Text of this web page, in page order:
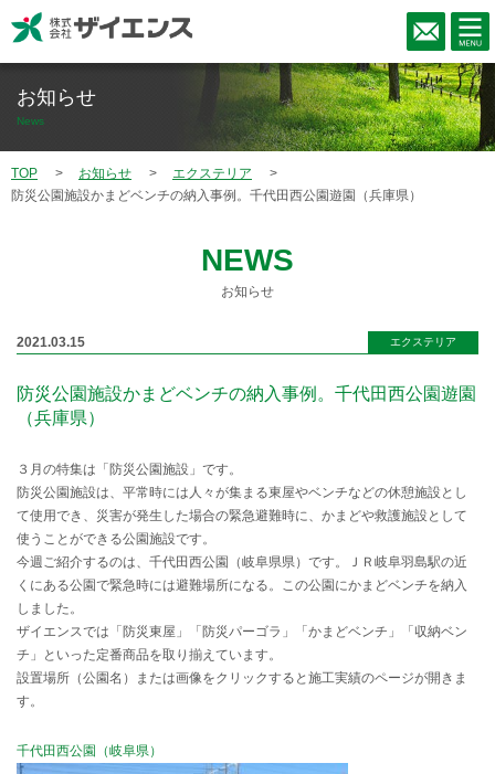
お知らせ
News
TOP お知らせ
エクステリア
防災公園施設かまどベンチの納入事例。千代田西公園遊園（兵庫県）
NEWS
お知らせ
2021.03.15 エクステリア
防災公園施設かまどベンチの納入事例。千代田西公園遊園
（兵庫県）
３月の特集は「防災公園施設」です。
防災公園施設は、平常時には人々が集まる東屋やベンチなどの休憩施設とし
て使用でき、災害が発生した場合の緊急避難時に、かまどや救護施設として
使うことができる公園施設です。
今週ご紹介するのは、千代田西公園（岐阜県県）です。ＪＲ岐阜羽島駅の近
くにある公園で緊急時には避難場所になる。この公園にかまどベンチを納入
しました。
ザイエンスでは「防災東屋」「防災パーゴラ」「かまどベンチ」「収納ベン
チ」といった定番商品を取り揃えています。
設置場所（公園名）または画像をクリックすると施工実績のページが開きま
す。
千代田西公園（岐阜県）